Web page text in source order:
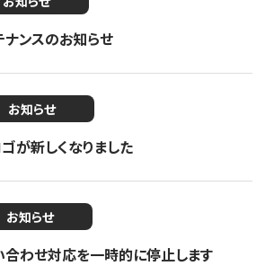
ナンスのお知らせ
お知らせ
が新しくなりました
お知らせ
わせ対応を一時的に停止します